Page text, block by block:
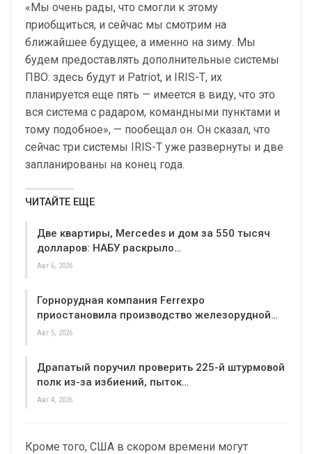
«Мы очень рады, что смогли к этому
приобщиться, и сейчас мы смотрим на
ближайшее будущее, а именно на зиму. Мы
будем предоставлять дополнительные системы
ПВО: здесь будут и Patriot, и IRIS-Т, их
планируется еще пять — имеется в виду, что это
вся система с радаром, командными пунктами и
тому подобное», — пообещал он. Он сказал, что
сейчас три системы IRIS-Т уже развернуты и две
запланированы на конец года.
ЧИТАЙТЕ ЕЩЕ
Две квартиры, Mercedes и дом за 550 тысяч
долларов: НАБУ раскрыло…
Авг 6, 2026
Горнорудная компания Ferrexpo
приостановила производство железорудной…
Авг 5, 2026
Драпатый поручил проверить 225-й штурмовой
полк из-за избиений, пыток…
Авг 4, 2026
Кроме того, США в скором времени могут